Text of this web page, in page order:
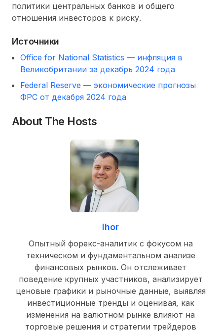
политики центральных банков и общего
отношения инвесторов к риску.
Источники
Office for National Statistics — инфляция в
Великобритании за декабрь 2024 года
Federal Reserve — экономические прогнозы
ФРС от декабря 2024 года
About The Hosts
Ihor
Опытный форекс-аналитик с фокусом на
техническом и фундаментальном анализе
финансовых рынков. Он отслеживает
поведение крупных участников, анализирует
ценовые графики и рыночные данные, выявляя
инвестиционные тренды и оценивая, как
изменения на валютном рынке влияют на
торговые решения и стратегии трейдеров